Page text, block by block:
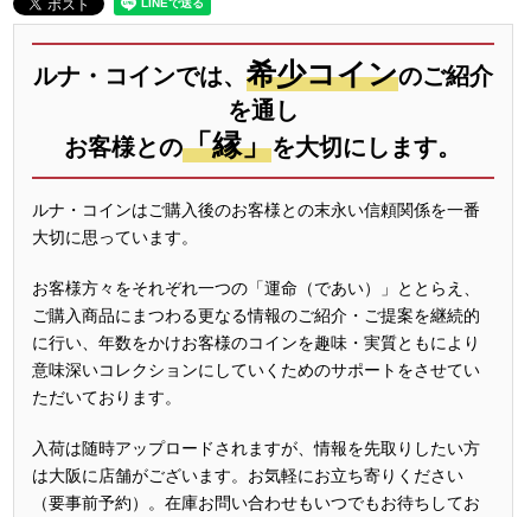
ルナ・コインでは、 希少コインのご紹介
を通し
お客様との「縁」を大切にします。
ルナ・コインはご購入後のお客様との末永い信頼関係を一番
大切に思っています。
お客様方々をそれぞれ一つの「運命（であい）」ととらえ、
ご購入商品にまつわる更なる情報のご紹介・ご提案を継続的
に行い、年数をかけお客様のコインを趣味・実質ともにより
意味深いコレクションにしていくためのサポートをさせてい
ただいております。
入荷は随時アップロードされますが、情報を先取りしたい方
は大阪に店舗がございます。お気軽にお立ち寄りください
（要事前予約）。在庫お問い合わせもいつでもお待ちしてお